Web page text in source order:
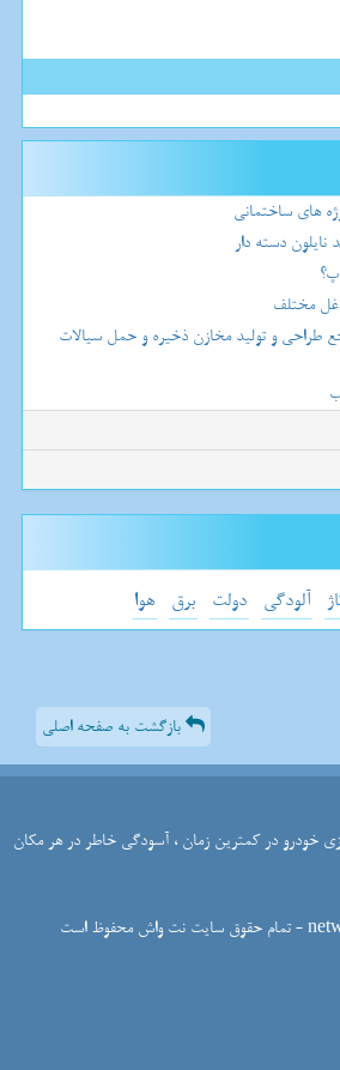
های ساختمانی
نایلون دسته دار
مختلف
طراحی و تولید مخازن ذخیره و حمل سیالات
آلودگی دولت برق هوا
بازگشت به صفحه اصلی
خودرو در کمترین زمان ، آسودگی خاطر در هر مکان